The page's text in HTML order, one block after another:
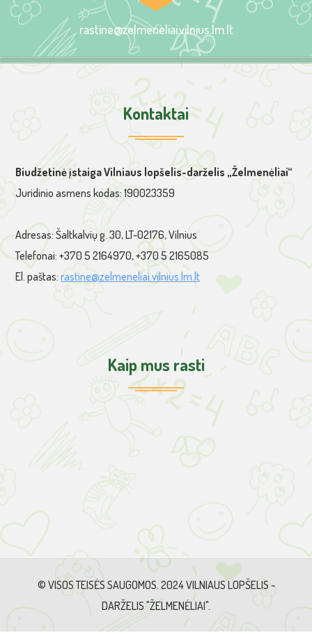
rastine@zelmeneliai.vilnius.lm.lt
Kontaktai
Biudžetinė įstaiga Vilniaus lopšelis-darželis „Želmenėliai“
Juridinio asmens kodas: 190023359
Adresas: Šaltkalvių g. 30, LT-02176, Vilnius
Telefonai: +370 5 2164970, +370 5 2165085
El. paštas:rastine@zelmeneliai.vilnius.lm.lt
Kaip mus rasti
© VISOS TEISĖS SAUGOMOS. 2024 VILNIAUS LOPŠELIS -
DARŽELIS "ŽELMENĖLIAI".